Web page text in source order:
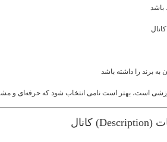
باشد
به برند را داشته باشد
است، بهتر است نامی انتخاب شود که حرفه‌ای و